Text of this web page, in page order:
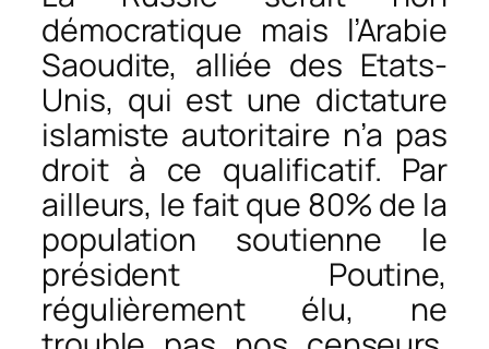
démocratique mais l’Arabie
Saoudite, alliée des Etats-
Unis, qui est une dictature
islamiste autoritaire n’a pas
droit à ce qualificatif. Par
ailleurs, le fait que 80% de la
population soutienne le
président Poutine,
régulièrement élu, ne